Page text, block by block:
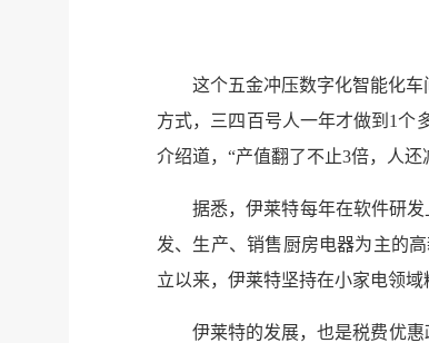
这个五金冲压数字化智能化
方式，三四百号人一年才做到1个
介绍道，“产值翻了不止3倍，人
据悉，伊莱特每年在软件研
发、生产、销售厨房电器为主的
立以来，伊莱特坚持在小家电领
伊莱特的发展，也是税费优